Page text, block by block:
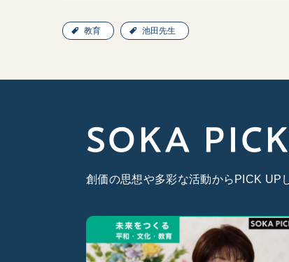
教育 池田先生
SOKA
創価の思想や多彩な活動からPICK UP